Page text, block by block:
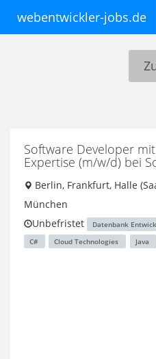
webentwickler-jobs.de
Software Developer
Expertise (m/w/d) bei
Berlin, Frankfurt, Halle
München
Unbefristet
Datenbank
C#
Cloud Technologies Java